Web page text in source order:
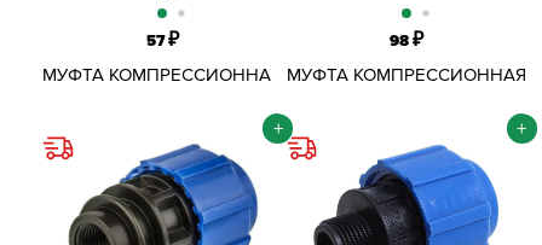
57₽
МУФТА КОМПРЕССИОННАЯ
98₽
МУФТА КОМПРЕССИОННАЯ
+ +